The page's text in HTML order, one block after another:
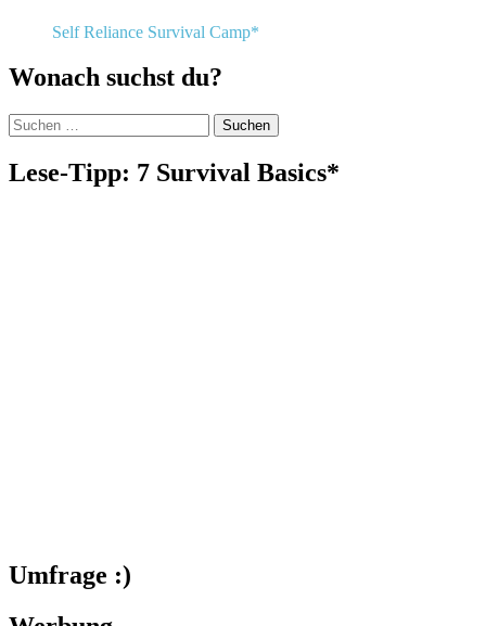
Self Reliance Survival Camp*
Wonach suchst du?
Suchen
nach:
Lese-Tipp: 7 Survival Basics*
Umfrage :)